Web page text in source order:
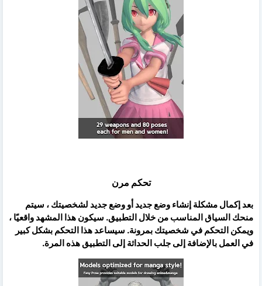
تحكم مرن
بعد إكمال مشكلة إنشاء وضع جديد أو وضع جديد لشخصيتك ، سيتم
منحك السياق المناسب من خلال التطبيق. سيكون هذا المشهد واقعيًا ،
ويمكن التحكم في شخصيتك بمرونة. سيساعد هذا التحكم بشكل كبير
في العمل بالإضافة إلى جلب الحداثة إلى التطبيق هذه المرة.